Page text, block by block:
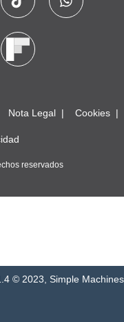
Nota Legal Cookies
reservados
© 2023, Simple Machines